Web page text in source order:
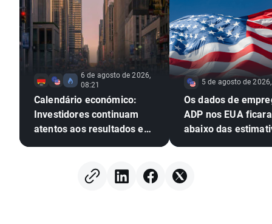
6 de agosto de 2026,
08:21
Calendário económico:
Investidores continuam
atentos aos resultados em
5 de agosto de
Os dados de
ADP nos EUA
abaixo das